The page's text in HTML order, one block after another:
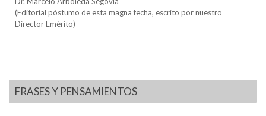
(Editorial póstumo de esta magna fecha, escrito por nuestro
Director Emérito)
FRASES Y PENSAMIENTOS